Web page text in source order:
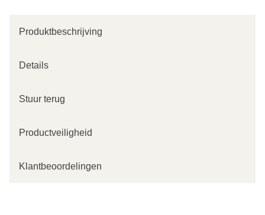
Produktbeschrijving
Details
Stuur terug
Productveiligheid
Klantbeoordelingen